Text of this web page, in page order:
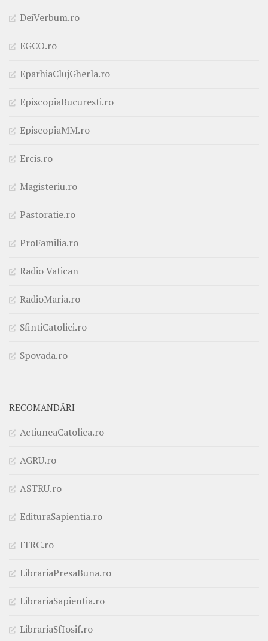
DeiVerbum.ro
EGCO.ro
EparhiaClujGherla.ro
EpiscopiaBucuresti.ro
EpiscopiaMM.ro
Ercis.ro
Magisteriu.ro
Pastoratie.ro
ProFamilia.ro
Radio Vatican
RadioMaria.ro
SfintiCatolici.ro
Spovada.ro
RECOMANDĂRI
ActiuneaCatolica.ro
AGRU.ro
ASTRU.ro
EdituraSapientia.ro
ITRC.ro
LibrariaPresaBuna.ro
LibrariaSapientia.ro
LibrariaSfIosif.ro